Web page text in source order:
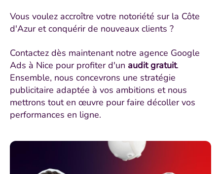
Vous voulez accroître votre notoriété sur la Côte
d'Azur et conquérir de nouveaux clients ?
Contactez dès maintenant notre agence Google
Ads à Nice pour profiter d'un audit gratuit.
Ensemble, nous concevrons une stratégie
publicitaire adaptée à vos ambitions et nous
mettrons tout en œuvre pour faire décoller vos
performances en ligne.